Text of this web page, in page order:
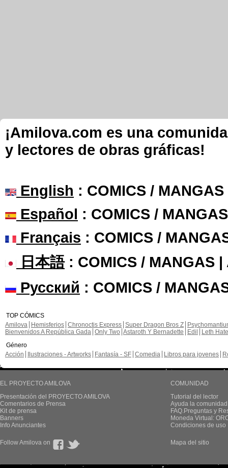
¡Amilova.com es una
y lectores de obras gráficas!
English : COMICS /
Español : COMICS /
Français : COMICS /
日本語: COMICS / MANGAS |
Русский : COMICS /
TOP CÓMICS
Amilova
Hemisferios Chronoctis Express Super Dragon Bros Z
Bienvenidos A República Gada Only Two Astaroth Y Bernadette Edil
Leth Hate
Género
Acción
Ilustraciones - Artworks Fantasía - SF Comedia Libros para jovenes
EL PROYECTO AMILOVA
Presentación del PROYECTO AMILOVA
Comentarios de Prensa
Kit de prensa
Banners
Info Anunciantes
COMUNIDAD
Tutorial del lector
Ayuda la
FAQ.Preguntas y
Moneda Virtual:
Condiciones de uso
Follow Amilova on Mapa del sitio